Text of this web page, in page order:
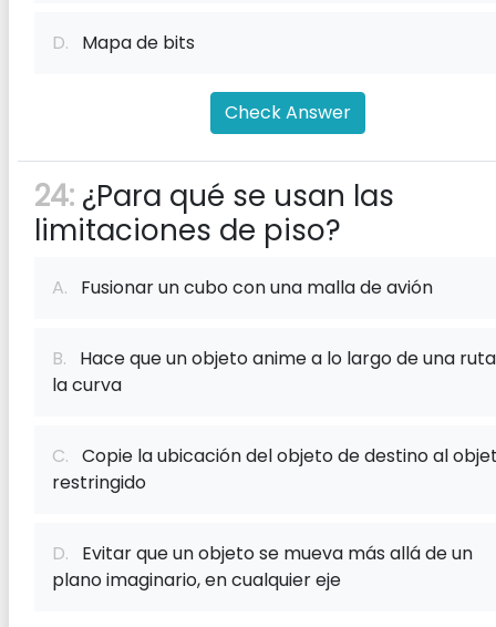
D. Mapa de bits
Check Answer
24: ¿Para qué se usan las
limitaciones de piso?
A. Fusionar un cubo con una malla de avión
B. Hace que un objeto anime a lo largo de una
la curva
C. Copie la ubicación del objeto de destino al
restringido
D. Evitar que un objeto se mueva más allá de un
plano imaginario, en cualquier eje